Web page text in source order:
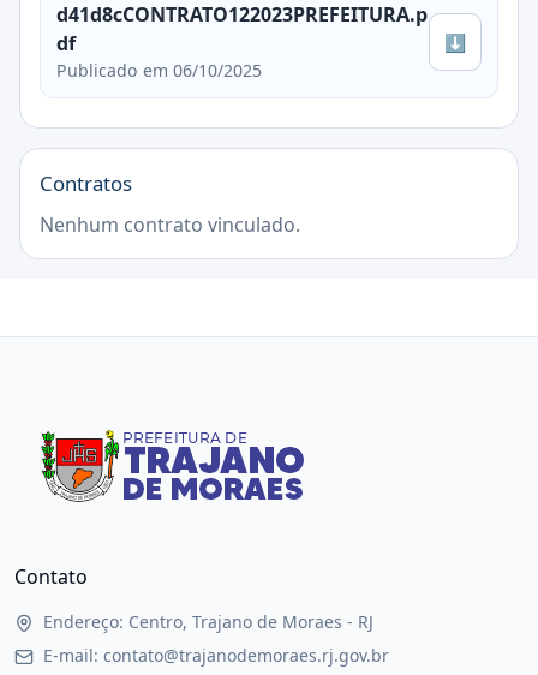
d41d8cCONTRATO122023PREFEITURA.p
df
Publicado em 06/10/2025
⬇
Contratos
Nenhum contrato vinculado.
Contato
Endereço: Centro, Trajano de Moraes - RJ
E-mail: contato@trajanodemoraes.rj.gov.br